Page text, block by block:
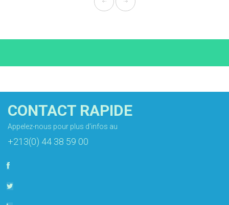
CONTACT RAPIDE
Appelez-nous pour plus d'infos au
+213(0) 44 38 59 00